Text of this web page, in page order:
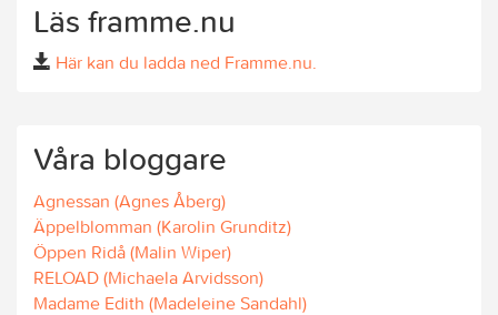
Läs framme.nu
Här kan du ladda ned Framme.nu.
Våra bloggare
Agnessan (Agnes Åberg)
Äppelblomman (Karolin Grunditz)
Öppen Ridå (Malin Wiper)
RELOAD (Michaela Arvidsson)
Madame Edith (Madeleine Sandahl)